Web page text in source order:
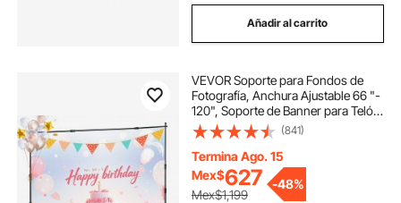
Añadir al carrito
VEVOR Soporte para Fondos de
Fotografía, Anchura Ajustable 66 "-
120", Soporte de Banner para Telón
de Fondo con Altura 37 "- 96"
Negro para Feria Comercial Ligero
Telescópico Ajustable Expositor
(841)
Termina Ago. 15
Mex$627
Mex$1,199
-48%